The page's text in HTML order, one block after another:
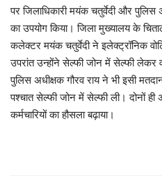
खेल
लाइफ स्टाइल
व्यापार
पर जिलाधिकारी मयंक चतुर्वेदी और पुलिस
का उपयोग किया। जिला मुख्यालय के
कलेक्टर मयंक चतुर्वेदी ने इलेक्ट्रॉनिक
उपरांत उन्होंने सेल्फी जोन में सेल्फी लेकर
पुलिस अधीक्षक गौरव राय ने भी इसी
पश्चात सेल्फी जोन में सेल्फी ली। दोनों
कर्मचारियों का हौसला बढ़ाया।